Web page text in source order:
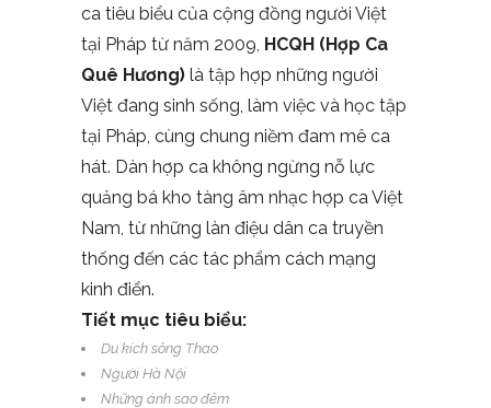
ca tiêu biểu của cộng đồng người Việt
tại Pháp từ năm 2009, HCQH (Hợp Ca
Quê Hương) là tập hợp những người
Việt đang sinh sống, làm việc và học tập
tại Pháp, cùng chung niềm đam mê ca
hát. Dàn hợp ca không ngừng nỗ lực
quảng bá kho tàng âm nhạc hợp ca Việt
Nam, từ những làn điệu dân ca truyền
thống đến các tác phẩm cách mạng
kinh điển.
Tiết mục tiêu biểu:
Du kích sông Thao
Người Hà Nội
Những ánh sao đêm